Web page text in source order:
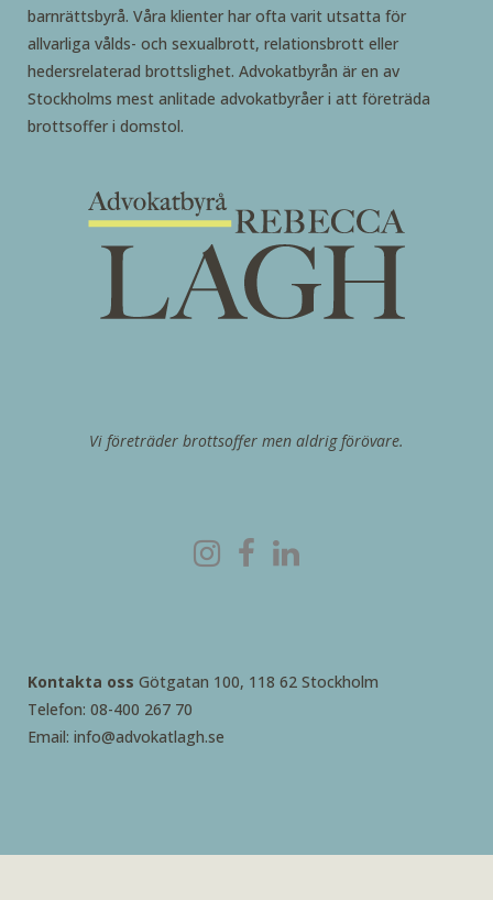
barnrättsbyrå. Våra klienter har ofta varit utsatta för
allvarliga vålds- och sexualbrott, relationsbrott eller
hedersrelaterad brottslighet. Advokatbyrån är en av
Stockholms mest anlitade advokatbyråer i att företräda
brottsoffer i domstol.
Vi företräder brottsoffer men aldrig förövare.
Kontakta oss Götgatan 100, 118 62 Stockholm
Telefon: 08-400 267 70
Email: info@advokatlagh.se